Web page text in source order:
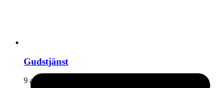
Gudstjänst
9 augusti kl 11:00